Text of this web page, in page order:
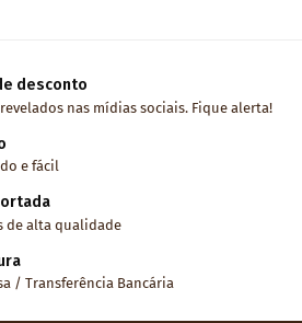
desconto
nas mídias sociais. Fique alerta!
e fácil
de alta qualidade
/ Transferência Bancária